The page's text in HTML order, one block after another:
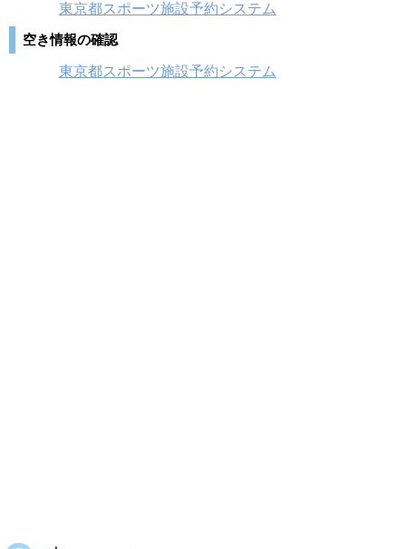
東京都スポーツ施設予約システム
空き情報の確認
東京都スポーツ施設予約システム